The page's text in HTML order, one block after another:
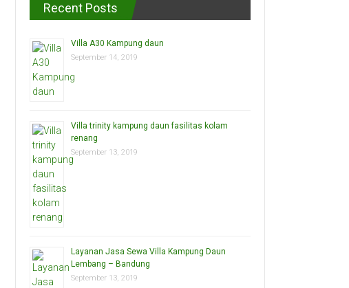
Recent Posts
Villa A30 Kampung daun
September 14, 2019
Villa trinity kampung daun fasilitas kolam
renang
September 13, 2019
Layanan Jasa Sewa Villa Kampung Daun
Lembang – Bandung
September 13, 2019